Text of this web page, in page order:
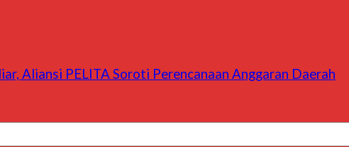
Aliansi PELITA Soroti Perencanaan Anggaran Daerah